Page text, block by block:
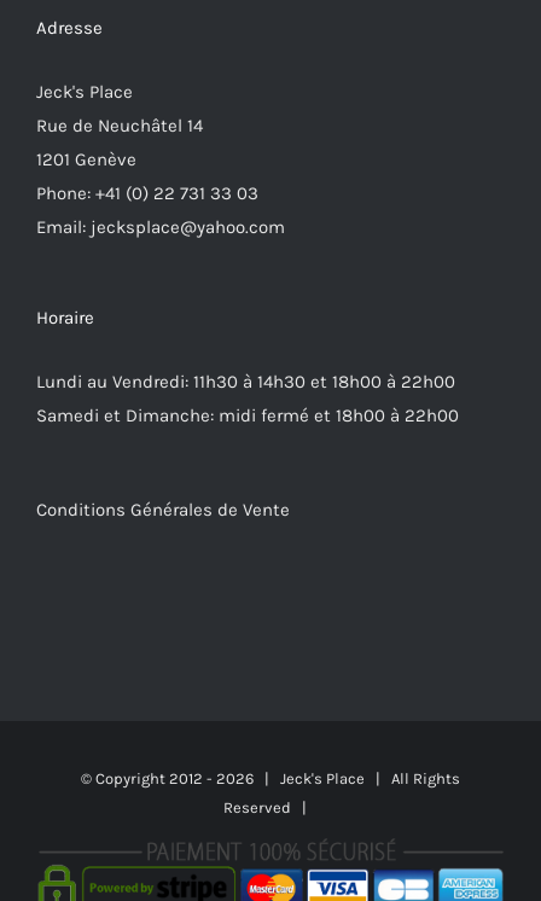
Adresse
Jeck's Place
Rue de Neuchâtel 14
1201 Genève
Phone: +41 (0) 22 731 33 03
Email: jecksplace@yahoo.com
Horaire
Lundi au Vendredi: 11h30 à 14h30 et 18h00 à 22h00
Samedi et Dimanche: midi fermé et 18h00 à 22h00
Conditions Générales de Vente
© Copyright 2012 - 2026 | Jeck's Place | All Rights
Reserved |